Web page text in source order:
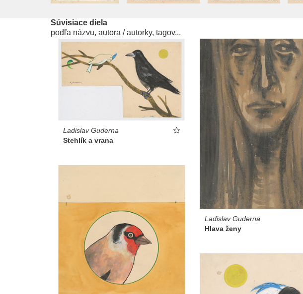
Súvisiace diela
podľa názvu, autora / autorky, tagov...
Ladislav Guderna
Stehlík a vrana
Ladislav Guderna
Hlava ženy